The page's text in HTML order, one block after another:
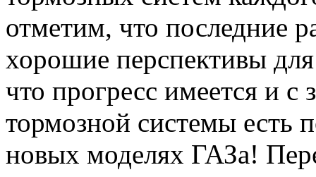
отметим, что последние
хорошие перспективы
что прогресс имеется и с
тормозной системы есть
новых моделях ГАЗа!